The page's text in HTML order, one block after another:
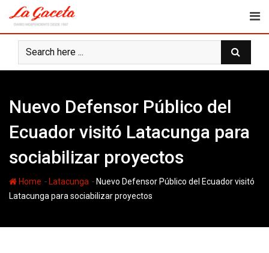
content
Nuevo Defensor Público del
Ecuador visitó Latacunga para
sociabilizar proyectos
Home - Latacunga - Nuevo Defensor Público del Ecuador visitó
Latacunga para sociabilizar proyectos